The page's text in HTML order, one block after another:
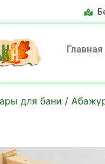
Главная
для бани /